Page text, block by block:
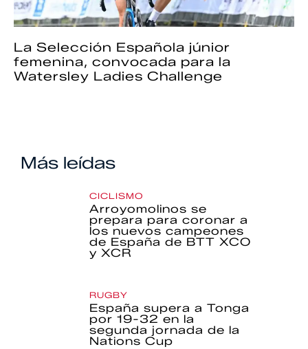
La Selección Española júnior
femenina, convocada para la
Watersley Ladies Challenge
Más leídas
CICLISMO
Arroyomolinos se
prepara para coronar a
los nuevos campeones
de España de BTT XCO
y XCR
RUGBY
España supera a Tonga
por 19-32 en la
segunda jornada de la
Nations Cup